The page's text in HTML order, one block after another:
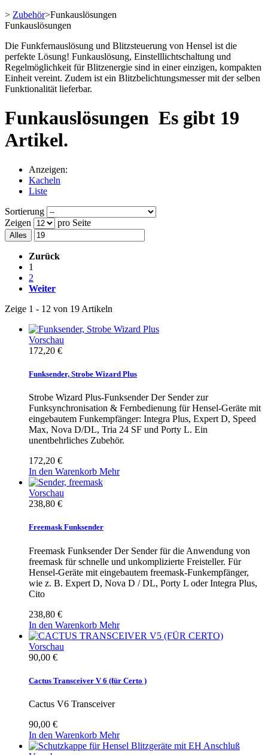
> Zubehör>Funkauslösungen
Funkauslösungen
Die Funkfernauslösung und Blitzsteuerung von Hensel ist die
perfekte Lösung! Funkauslösung, Einstelllichtschaltung und
Regelmöglichkeit für Blitzenergie sind in einer einzigen, kompakten
Einheit vereint. Zudem ist ein Blitzbelichtungsmesser mit der selben
Funktionalität lieferbar.
Funkauslösungen Es gibt 19
Artikel.
Anzeigen:
Kacheln
Liste
Sortierung
Zeigen
pro Seite
Alles
Zurück
1
2
Weiter
Zeige 1 - 12 von 19 Artikeln
Vorschau
172,20 €
Funksender, Strobe Wizard Plus
Strobe Wizard Plus-Funksender Der Sender zur
Funksynchronisation & Fernbedienung für Hensel-Geräte mit
eingebautem Funkempfänger: Integra Plus, Expert D, Speed
Max, Nova D/DL, Tria 24 SF und Porty L. Ein
unentbehrliches Zubehör.
172,20 €
In den Warenkorb Mehr
Vorschau
238,80 €
Freemask Funksender
Freemask Funksender Der Sender für die Anwendung von
freemask für schnelle und unkomplizierte Freisteller. Für
Hensel-Geräte mit eingebautem freemask-Funkempfänger,
wie z. B. Expert D, Nova D / DL, Porty L oder Integra Plus,
Cito
238,80 €
In den Warenkorb Mehr
Vorschau
90,00 €
Cactus Transceiver V 6 (für Certo )
Cactus V6 Transceiver
90,00 €
In den Warenkorb Mehr